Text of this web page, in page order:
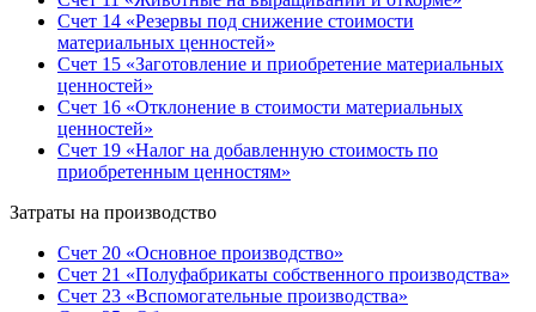
Счет 14 «Резервы под снижение стоимости
материальных ценностей»
Счет 15 «Заготовление и приобретение материальных
ценностей»
Счет 16 «Отклонение в стоимости материальных
ценностей»
Счет 19 «Налог на добавленную стоимость по
приобретенным ценностям»
Затраты на производство
Счет 20 «Основное производство»
Счет 21 «Полуфабрикаты собственного производства»
Счет 23 «Вспомогательные производства»